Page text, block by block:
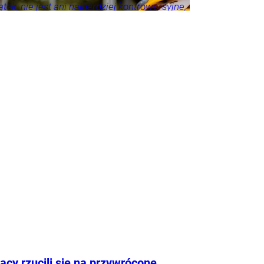
nie jest ani najbardziej kontrowersyjne,